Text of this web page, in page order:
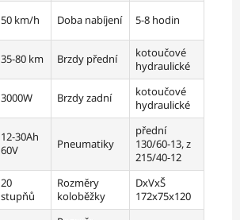
50 km/h Doba nabíjení 5-8 hodin
35-80 km Brzdy přední
kotoučové
hydraulické
3000W Brzdy zadní
kotoučové
hydraulické
12-30Ah
60V
Pneumatiky
přední
130/60-13, z
215/40-12
20
stupňů
Rozměry
koloběžky
DxVxŠ
172x75x120